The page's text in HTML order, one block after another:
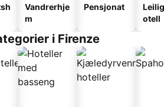
Vandrerhje
m
Pensjonat
otell
i Firenze